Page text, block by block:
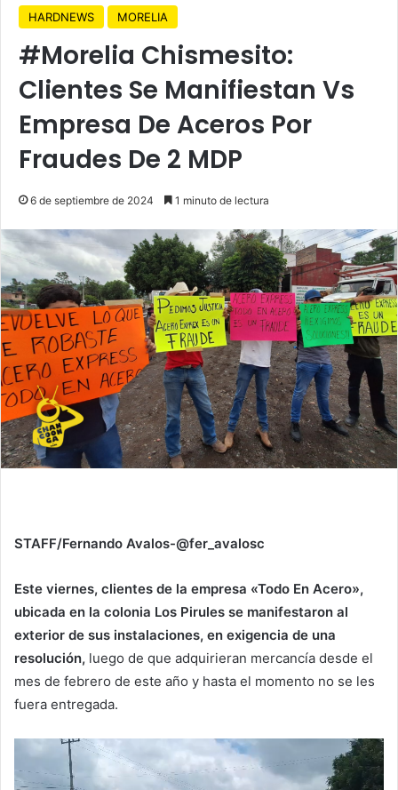
HARDNEWS MORELIA
#Morelia Chismesito:
Clientes Se Manifiestan Vs
Empresa De Aceros Por
Fraudes De 2 MDP
6 de septiembre de 2024 1 minuto de lectura
STAFF/Fernando Avalos-@fer_avalosc
Este viernes, clientes de la empresa «Todo En Acero»,
ubicada en la colonia Los Pirules se manifestaron al
exterior de sus instalaciones, en exigencia de una
resolución, luego de que adquirieran mercancía desde el
mes de febrero de este año y hasta el momento no se les
fuera entregada.